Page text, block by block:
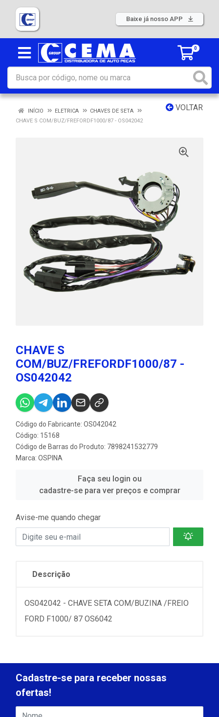
Baixe já nosso APP
0
VOLTAR
INÍCIO ELETRICA
CHAVES DE SETA
CHAVE S COM/BUZ/FREFORDF1000/87 - OS042042
CHAVE S
COM/BUZ/FREFORDF1000/87 -
OS042042
Código do Fabricante: OS042042
Código: 15168
Código de Barras do Produto: 7898241532779
Marca: OSPINA
Faça seu login ou
cadastre-se para ver preços e comprar
Avise-me quando chegar
Descrição
OS042042 - CHAVE SETA COM/BUZINA /FREIO
FORD F1000/ 87 OS6042
Cadastre-se para receber nossas
ofertas!